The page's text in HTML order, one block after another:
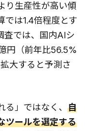
り生産性が高い傾
では1.4倍程度とす
査では、国内AIシ
円（前年比56.5%
大すると予測さ
」ではなく、 自
ツールを選定する